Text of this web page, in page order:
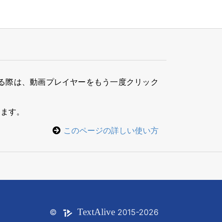
は、動画プレイヤーをもう一度クリック
す。
このページの詳しい使い方
© TextAlive2015-2026